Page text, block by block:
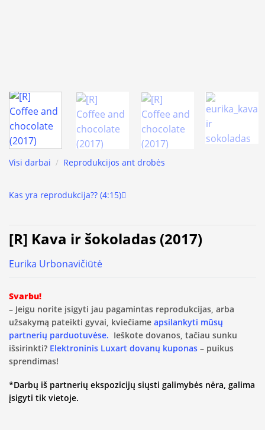
Visi darbai / Reprodukcijos ant drobės
Kas yra reprodukcija?? (4:15)
[R] Kava ir šokoladas (2017)
Eurika Urbonavičiūtė
Svarbu!
– Jeigu norite įsigyti jau pagamintas reprodukcijas, arba
užsakymą pateikti gyvai, kviečiame apsilankyti mūsų
partnerių parduotuvėse. Ieškote dovanos, tačiau sunku
išsirinkti? Elektroninis Luxart dovanų kuponas – puikus
sprendimas!
*Darbų iš partnerių ekspozicijų siųsti galimybės nėra, galima
įsigyti tik vietoje.